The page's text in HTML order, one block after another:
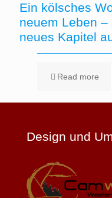
Ein kölsches
neuem Leben –
neues Kapitel
Read more
Design und